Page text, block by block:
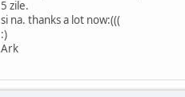
5 zile.
si na. thanks a lot now:(((
:)
Ark